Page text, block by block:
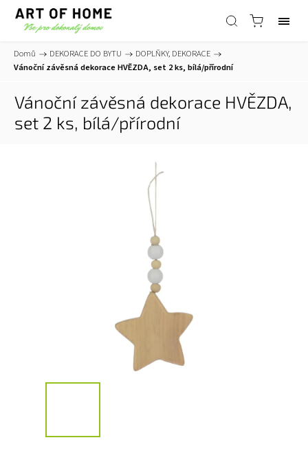
Domů / DEKORACE DO BYTU / DOPLŇKY, DEKORACE /
Vánoční závěsná dekorace HVĚZDA, set 2 ks, bílá/přírodní
Vánoční závěsná dekorace HVĚZDA,
set 2 ks, bílá/přírodní